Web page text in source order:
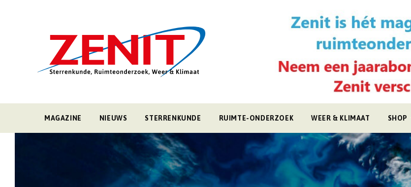
MAGAZINE NIEUWS STERRENKUNDE RUIMTE-ONDERZOEK WEER & KLIMAAT SHOP